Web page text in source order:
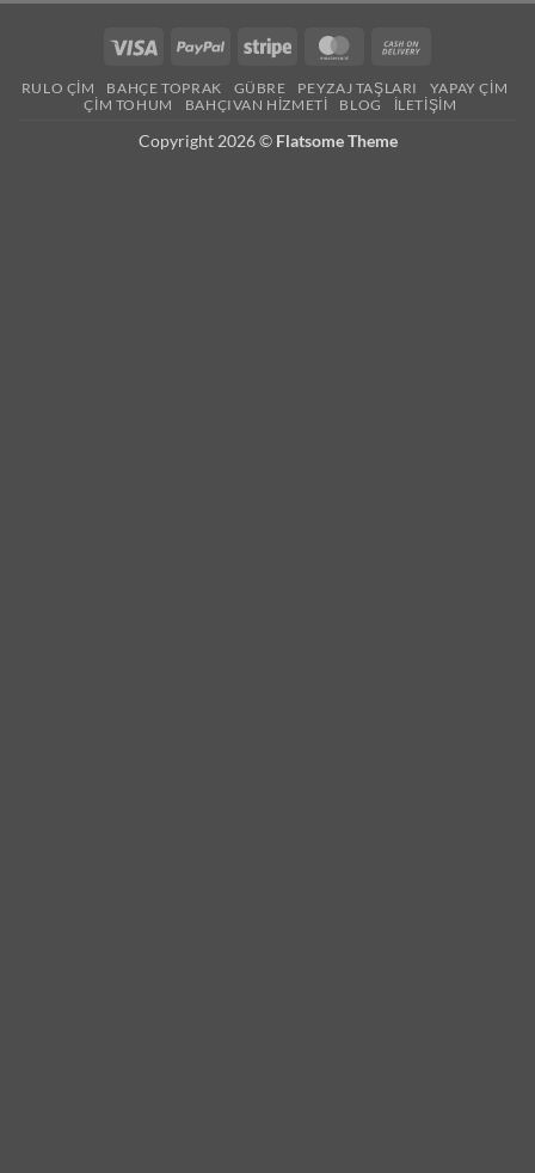
RULO ÇIM BAHÇE TOPRAK GÜBRE PEYZAJ TAŞLARI
YAPAY ÇIM
ÇIM TOHUM
BAHÇIVAN HIZMETI BLOG İLETIŞIM
Copyright 2026 © Flatsome Theme